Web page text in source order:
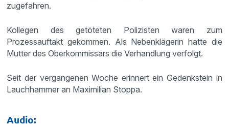
zugefahren.
Kollegen des getöteten Polizisten waren zum
Prozessauftakt gekommen. Als Nebenklägerin hatte die
Mutter des Oberkommissars die Verhandlung verfolgt.
Seit der vergangenen Woche erinnert ein Gedenkstein in
Lauchhammer an Maximilian Stoppa.
Audio: